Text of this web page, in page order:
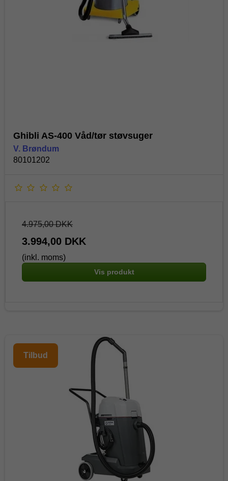
Ghibli AS-400 Våd/tør støvsuger
V. Brøndum
80101202
4.975,00 DKK
3.994,00 DKK
(inkl. moms)
Vis produkt
Tilbud